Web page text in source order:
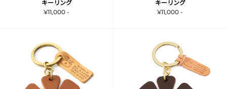
キーリング
¥11,000 -
キーリング
¥11,000 -